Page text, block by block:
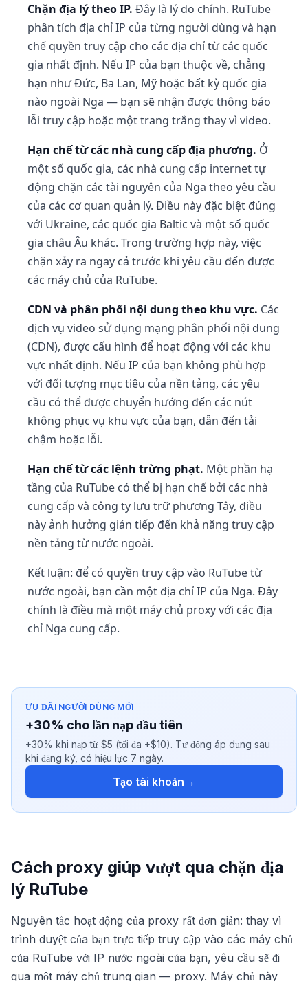
Chặn địa lý theo IP. Đây là lý do chính. RuTube
phân tích địa chỉ IP của từng người dùng và hạn
chế quyền truy cập cho các địa chỉ từ các quốc
gia nhất định. Nếu IP của bạn thuộc về, chẳng
hạn như Đức, Ba Lan, Mỹ hoặc bất kỳ quốc gia
nào ngoài Nga — bạn sẽ nhận được thông báo
lỗi truy cập hoặc một trang trắng thay vì video.
Hạn chế từ các nhà cung cấp địa phương. Ở
một số quốc gia, các nhà cung cấp internet tự
động chặn các tài nguyên của Nga theo yêu cầu
của các cơ quan quản lý. Điều này đặc biệt đúng
với Ukraine, các quốc gia Baltic và một số quốc
gia châu Âu khác. Trong trường hợp này, việc
chặn xảy ra ngay cả trước khi yêu cầu đến được
các máy chủ của RuTube.
CDN và phân phối nội dung theo khu vực. Các
dịch vụ video sử dụng mạng phân phối nội dung
(CDN), được cấu hình để hoạt động với các khu
vực nhất định. Nếu IP của bạn không phù hợp
với đối tượng mục tiêu của nền tảng, các yêu
cầu có thể được chuyển hướng đến các nút
không phục vụ khu vực của bạn, dẫn đến tải
chậm hoặc lỗi.
Hạn chế từ các lệnh trừng phạt. Một phần hạ
tầng của RuTube có thể bị hạn chế bởi các nhà
cung cấp và công ty lưu trữ phương Tây, điều
này ảnh hưởng gián tiếp đến khả năng truy cập
nền tảng từ nước ngoài.
Kết luận: để có quyền truy cập vào RuTube từ
nước ngoài, bạn cần một địa chỉ IP của Nga. Đây
chính là điều mà một máy chủ proxy với các địa
chỉ Nga cung cấp.
ƯU ĐÃI NGƯỜI DÙNG MỚI
+30% cho lần nạp đầu tiên
+30% khi nạp từ $5 (tối đa +$10). Tự động áp dụng sau
khi đăng ký, có hiệu lực 7 ngày.
Tạo tài khoản →
Cách proxy giúp vượt qua chặn địa
lý RuTube
Nguyên tắc hoạt động của proxy rất đơn giản: thay vì
trình duyệt của bạn trực tiếp truy cập vào các máy chủ
của RuTube với IP nước ngoài của bạn, yêu cầu sẽ đi
qua một máy chủ trung gian — proxy. Máy chủ này